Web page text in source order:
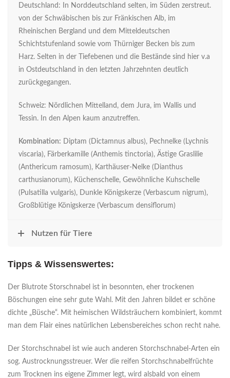
Deutschland: In Norddeutschland selten, im Süden zerstreut.
von der Schwäbischen bis zur Fränkischen Alb, im
Rheinischen Bergland und dem Mitteldeutschen
Schichtstufenland sowie vom Thürniger Becken bis zum
Harz. Selten in der Tiefebenen und die Bestände sind hier v.a
in Ostdeutschland in den letzten Jahrzehnten deutlich
zurückgegangen.
Schweiz: Nördlichen Mittelland, dem Jura, im Wallis und
Tessin. In den Alpen kaum anzutreffen.
Kombination: Diptam (Dictamnus albus), Pechnelke (Lychnis
viscaria), Färberkamille (Anthemis tinctoria), Ästige Graslilie
(Anthericum ramosum), Karthäuser-Nelke (Dianthus
carthusianorum), Küchenschelle, Gewöhnliche Kuhschelle
(Pulsatilla vulgaris), Dunkle Königskerze (Verbascum nigrum),
Großblütige Königskerze (Verbascum densiflorum)
Nutzen für Tiere
Tipps & Wissenswertes:
Der Blutrote Storschnabel ist in besonnten, eher trockenen
Böschungen eine sehr gute Wahl. Mit den Jahren bildet er schöne
dichte „Büsche“. Mit heimischen Wildsträuchern kombiniert, kommt
man dem Flair eines natürlichen Lebensbereiches schon recht nahe.
Der Storchschnabel ist wie auch anderen Storchschnabel-Arten ein
sog. Austrocknungsstreuer. Wer die reifen Storchschnabelfrüchte
zum Trocknen ins eigene Zimmer legt, wird alsbald von einem